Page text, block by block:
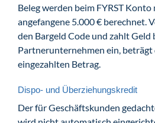
Beleg werden beim FYRST Konto
angefangene 5.000 € berechnet.
den Bargeld Code und zahlt Geld
Partnerunternehmen ein, beträgt
eingezahlten Betrag.
Dispo- und Überziehungskredit
Der für Geschäftskunden